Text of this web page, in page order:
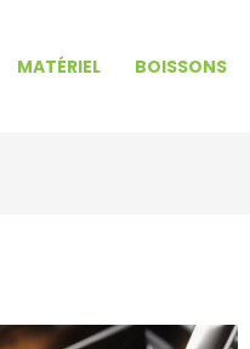
MATÉRIEL BOISSONS